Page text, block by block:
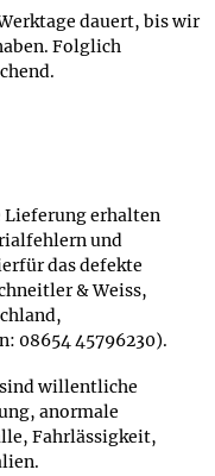
dauert, bis wir
Folglich
Lieferung erhalten
und
das defekte
& Weiss,
08654 45796230).
sind willentliche
anormale
Fahrlässigkeit,